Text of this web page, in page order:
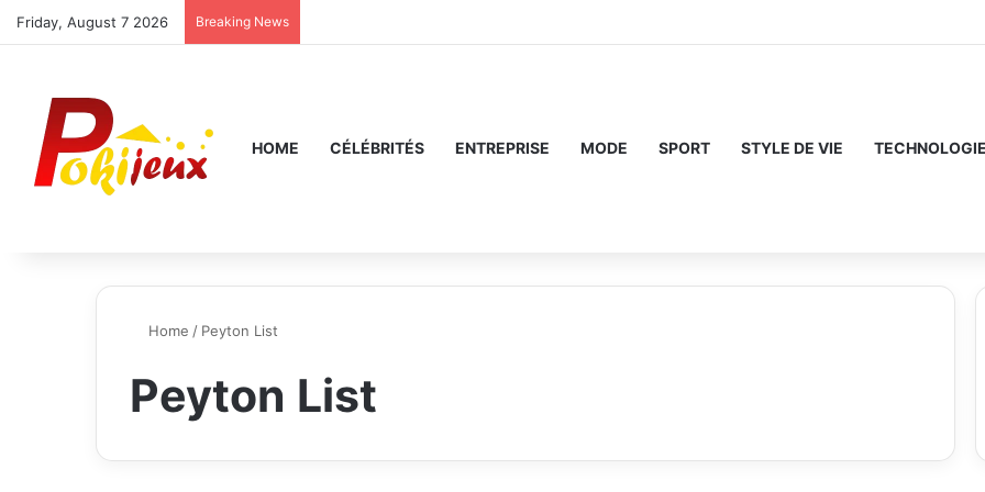
Friday, August 7 2026 Breaking News
HOME CÉLÉBRITÉS ENTREPRISE MODE SPORT STYLE DE VIE TECHNOLOGIE
Home / Peyton List
Peyton List